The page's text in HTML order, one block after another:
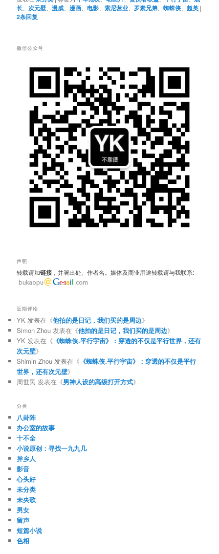
长 、次元壁 、漫威 、漫画 、电影 、索尼营业 罗素兄弟 、蜘蛛侠 、超英 |
2条回复
微信公众号
声明
转载请加链接 ，并署出处、作者名。媒体及商业用途转载请与我联系:
近期评论
YK 发表在《他拍的是日记，我们买的是周边》
Simon Zhou 发表在《他拍的是日记，我们买的是周边》
YK 发表在《 《蜘蛛侠.平行宇宙》：穿透的不仅是平行世界，还有
次元壁》
Shimin Zhou 发表在《 《蜘蛛侠.平行宇宙》：穿透的不仅是平行
世界，还有次元壁》
周世民 发表在《男神人设的高级打开方式》
分类
八卦阵
办公室的故事
十不全
小说原创：寻找一九九几
异乡人
影音
心头好
未分类
未央歌
男女
留声
短篇小说
色相